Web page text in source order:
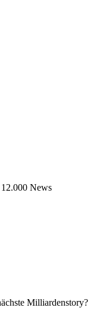
News
Milliardenstory?